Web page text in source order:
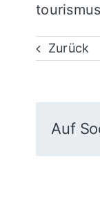
Zurück
Auf